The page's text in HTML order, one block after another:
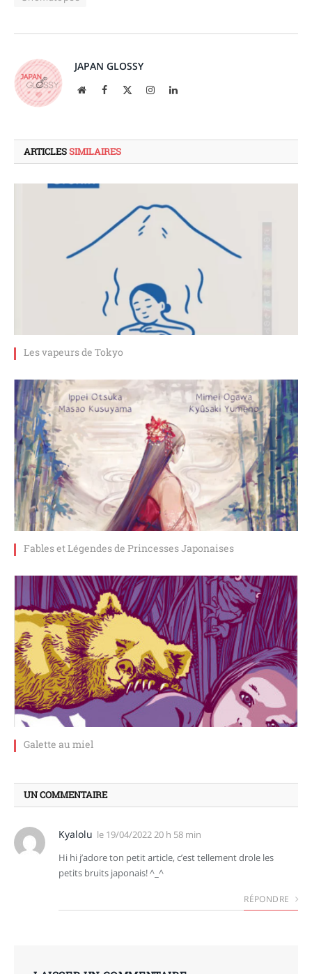
JAPAN GLOSSY
Site
Facebook InstagramLinkedIn
ARTICLESSIMILAIRES
Les vapeurs de Tokyo
Fables et Légendes de Princesses Japonaises
Galette au miel
UN COMMENTAIRE
Kyalolu le 19/04/2022 20 h 58 min
Hi hi j’adore ton petit article, c’est tellement drole les
petits bruits japonais! ^_^
RÉPONDRE